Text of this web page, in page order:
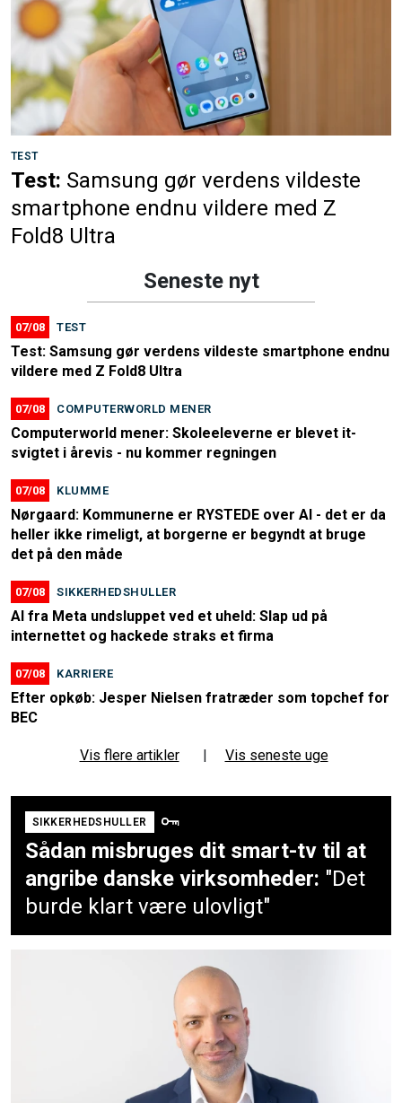
TEST
Test: Samsung gør verdens vildeste
smartphone endnu vildere med Z
Fold8 Ultra
Seneste nyt
07/08 TEST
Test: Samsung gør verdens vildeste smartphone endnu
vildere med Z Fold8 Ultra
07/08 COMPUTERWORLD MENER
Computerworld mener: Skoleeleverne er blevet it-
svigtet i årevis - nu kommer regningen
07/08 KLUMME
Nørgaard: Kommunerne er RYSTEDE over AI - det er da
heller ikke rimeligt, at borgerne er begyndt at bruge
det på den måde
07/08 SIKKERHEDSHULLER
AI fra Meta undsluppet ved et uheld: Slap ud på
internettet og hackede straks et firma
07/08 KARRIERE
Efter opkøb: Jesper Nielsen fratræder som topchef for
BEC
Vis flere artikler | Vis seneste uge
SIKKERHEDSHULLER
Sådan misbruges dit smart-tv til at
angribe danske virksomheder: "Det
burde klart være ulovligt"